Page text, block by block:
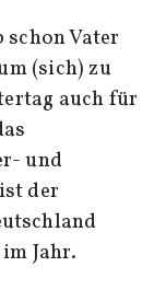
schon Vater
(sich) zu
auch für
und
der
Jahr.